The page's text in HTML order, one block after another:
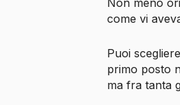
Non meno
come vi
Puoi
primo posto
ma fra tanta